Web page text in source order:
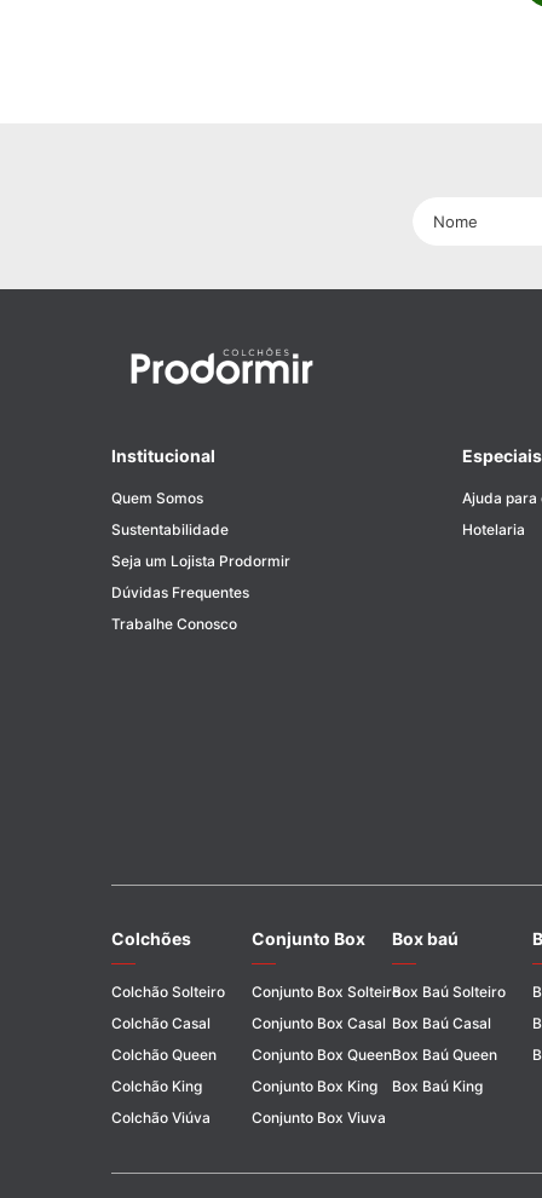
Institucional
Quem Somos
Sustentabilidade
Seja um Lojista Prodormir
Dúvidas Frequentes
Trabalhe Conosco
Especiais
Ajuda para
Hotelaria
Colchões
Colchão Solteiro
Colchão Casal
Colchão Queen
Colchão King
Colchão Viúva
Conjunto Box
Conjunto Box Solteiro
Conjunto Box Casal
Conjunto Box Queen
Conjunto Box King
Conjunto Box Viuva
Box baú
Box Baú Solteiro
Box Baú Casal
Box Baú Queen
Box Baú King